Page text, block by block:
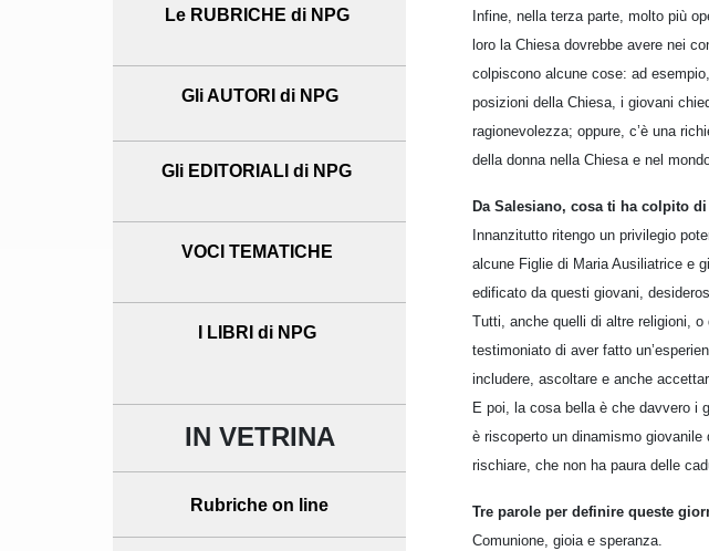
Le RUBRICHE di NPG
Gli AUTORI di NPG
Gli EDITORIALI di NPG
VOCI TEMATICHE
I LIBRI di NPG
IN VETRINA
Rubriche on line
Infine, nella terza parte, molto più
loro la Chiesa dovrebbe avere nei
colpiscono alcune cose: ad
posizioni della Chiesa, i giovani
ragionevolezza; oppure, c’è una
della donna nella Chiesa e nel
Da Salesiano, cosa ti ha colpito
Innanzitutto ritengo un privilegio
alcune Figlie di Maria Ausiliatrice e
edificato da questi giovani,
Tutti, anche quelli di altre religioni,
testimoniato di aver fatto
includere, ascoltare e anche
E poi, la cosa bella è che davvero i
è riscoperto un dinamismo
rischiare, che non ha paura delle
Tre parole per definire queste
Comunione, gioia e speranza.